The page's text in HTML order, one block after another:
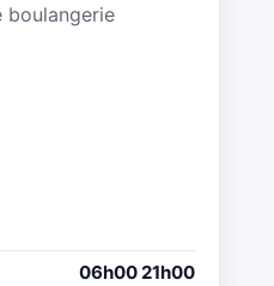
boulangerie
06h00 21h00